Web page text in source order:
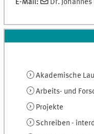
E-Mail:
Dr.
Akademische
Arbeits- und
Projekte
Schreiben -